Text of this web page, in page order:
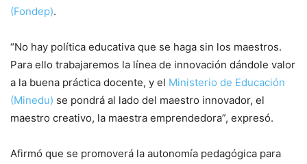
(Fondep).
“No hay política educativa que se haga sin los maestros.
Para ello trabajaremos la línea de innovación dándole valor
a la buena práctica docente, y el Ministerio de Educación
(Minedu) se pondrá al lado del maestro innovador, el
maestro creativo, la maestra emprendedora”, expresó.
Afirmó que se promoverá la autonomía pedagógica para